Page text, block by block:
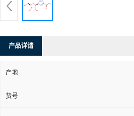
产品详请
产地
货号